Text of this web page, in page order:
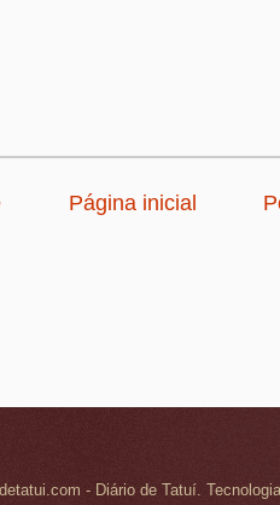
Página inicial
- Diário de Tatuí.